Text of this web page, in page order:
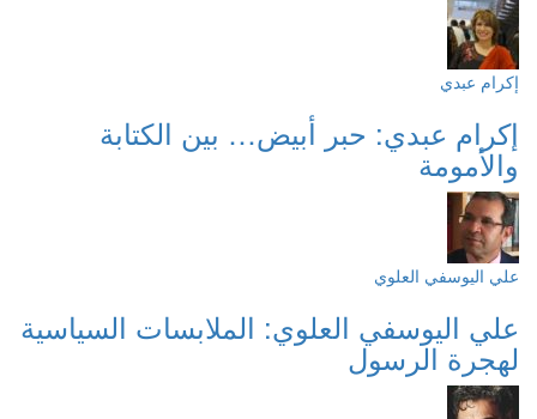
إكرام عبدي
إكرام عبدي: حبر أبيض… بين الكتابة
والأمومة
علي اليوسفي العلوي
علي اليوسفي العلوي: الملابسات السياسية
لهجرة الرسول